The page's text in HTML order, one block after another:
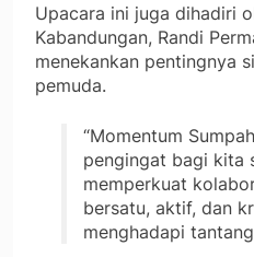
Upacara ini juga dihadiri
Kabandungan, Randi
menekankan pentingnya
pemuda.
“Momentum
pengingat bagi kita
memperkuat
bersatu, aktif, dan
menghadapi